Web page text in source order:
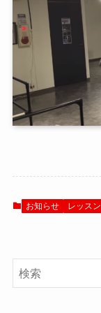
お知らせ レッスン